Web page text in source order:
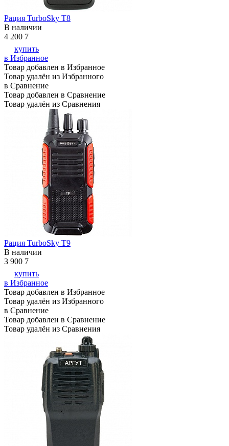
Рация TurboSky T8
В наличии
4 200 7
купить
в Избранное
Товар добавлен в Избранное
Товар удалён из Избранного
в Сравнение
Товар добавлен в Сравнение
Товар удалён из Сравнения
Рация TurboSky T9
В наличии
3 900 7
купить
в Избранное
Товар добавлен в Избранное
Товар удалён из Избранного
в Сравнение
Товар добавлен в Сравнение
Товар удалён из Сравнения